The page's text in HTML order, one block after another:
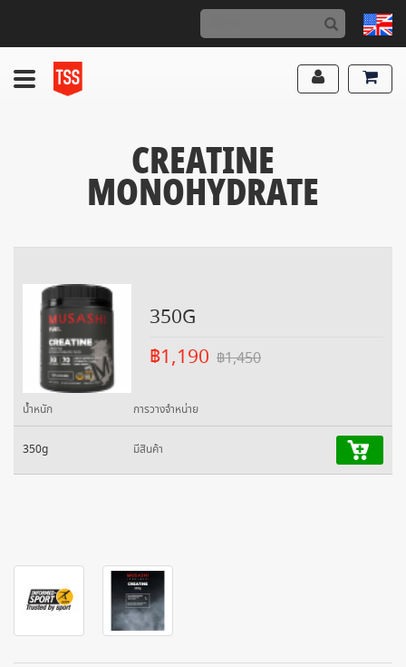
CREATINE
MONOHYDRATE
350G
฿1,190 ฿1,450
น้ำหนัก การวางจำหน่าย
350g มีสินค้า